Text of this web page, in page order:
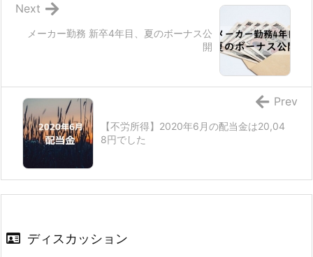
メーカー勤務 新卒4年目、夏のボーナス公
開
Next
【不労所得】2020年6月の配当金は20,04
8円でした
Prev
ディスカッション